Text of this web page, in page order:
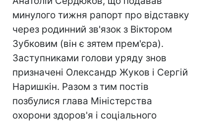
минулого тижня рапорт про відставку
через родинний зв'язок з Віктором
Зубковим (він є зятем прем'єра).
Заступниками голови уряду знов
призначені Олександр Жуков і Сергій
Наришкін. Разом з тим постів
позбулися глава Міністерства
охорони здоров'я і соціального